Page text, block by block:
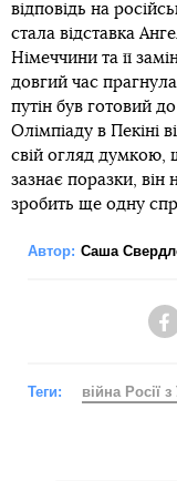
відповідь на
стала відставка
Німеччини та її
довгий час
путін був готовий
Олімпіаду в Пекіні
свій огляд думкою,
зазнає поразки, він
зробить ще одну
Автор: Саша
Теги: війна Росії